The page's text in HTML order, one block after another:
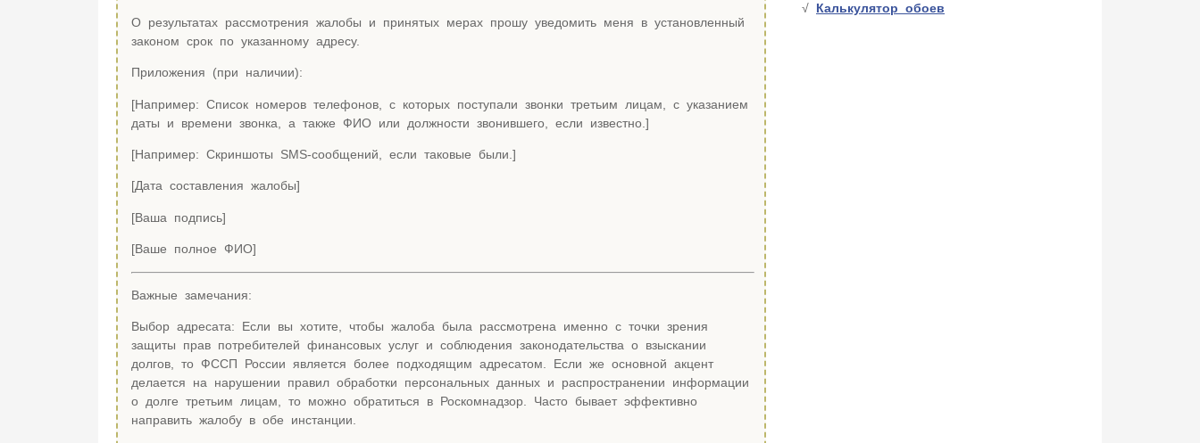
О результатах рассмотрения жалобы и принятых мерах прошу уведомить меня в установленный
законом срок по указанному адресу.
Приложения (при наличии):
[Например: Список номеров телефонов, с которых поступали звонки третьим лицам, с указанием
даты и времени звонка, а также ФИО или должности звонившего, если известно.]
[Например: Скриншоты SMS-сообщений, если таковые были.]
[Дата составления жалобы]
[Ваша подпись]
[Ваше полное ФИО]
Важные замечания:
Выбор адресата: Если вы хотите, чтобы жалоба была рассмотрена именно с точки зрения
защиты прав потребителей финансовых услуг и соблюдения законодательства о взыскании
долгов, то ФССП России является более подходящим адресатом. Если же основной акцент
делается на нарушении правил обработки персональных данных и распространении информации
о долге третьим лицам, то можно обратиться в Роскомнадзор. Часто бывает эффективно
направить жалобу в обе инстанции.
Калькулятор обоев